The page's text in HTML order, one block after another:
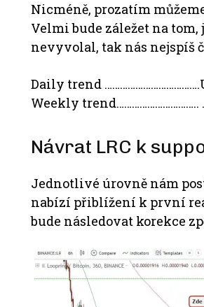
Nicméně, prozatím
Velmi bude záležet na
nevyvolal, tak nás nejspíš
Daily trend
Weekly trend…………………………..
Návrat LRC k
Jednotlivé úrovně nám
nabízí přiblížení k první
bude následovat korekce